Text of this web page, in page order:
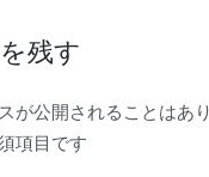
残す
が公開されることはあり
項目です